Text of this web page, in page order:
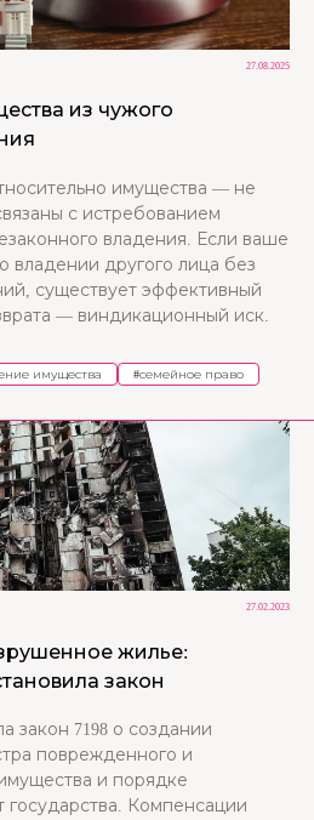
27.08.2025
из чужого
имущества — не
с истребованием
владения. Если ваше
владении другого лица без
существует эффективный
— виндикационный иск.
имущества #семейное право
27.02.2023
жилье:
закон
закон 7198 о создании
поврежденного и
и порядке
государства. Компенсации